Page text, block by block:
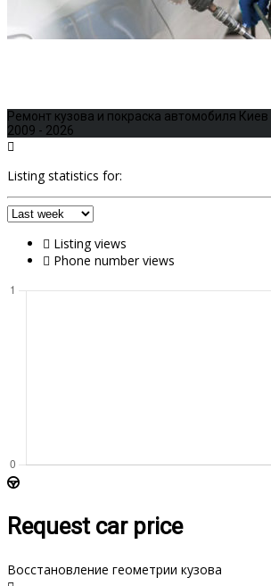
Ремонт кузова и покраска автомобиля Киев |
2009 - 2026
Listing statistics for:
Listing views
Phone number views
Request car price
Восстановление геометрии кузова